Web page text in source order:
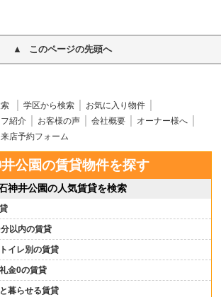
このページの先頭へ
学区から検索
お気に入り物件
紹介 お客様の声 会社概要
オーナー様へ
来店予約フォーム
公園の賃貸物件を探す
神井公園の人気賃貸を検索
以内の賃貸
イレ別の賃貸
金0の賃貸
暮らせる賃貸